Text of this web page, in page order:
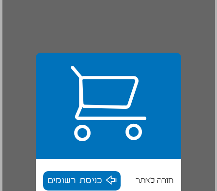
חזרה לאתר כניסת רשומים